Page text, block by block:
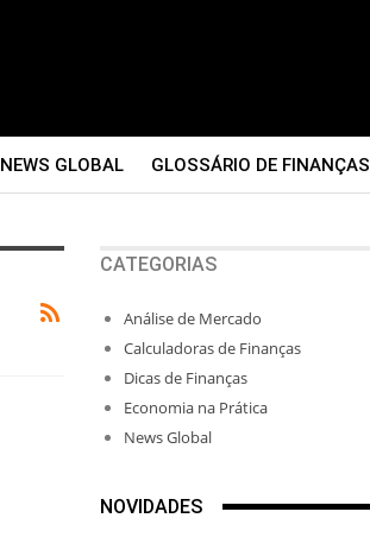
NEWS GLOBAL GLOSSÁRIO DE FINANÇAS
CATEGORIAS
Análise de Mercado
Calculadoras de Finanças
Dicas de Finanças
Economia na Prática
News Global
NOVIDADES